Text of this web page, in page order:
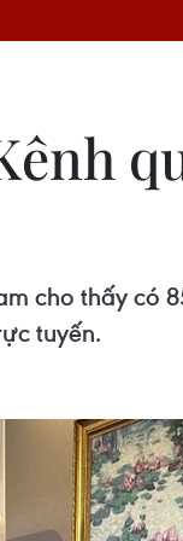
cho thấy
tuyến.